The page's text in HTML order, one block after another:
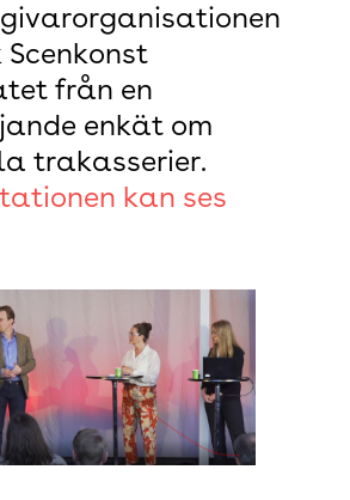
Scenkonst
från en
enkät om
trakasserier.
kan ses